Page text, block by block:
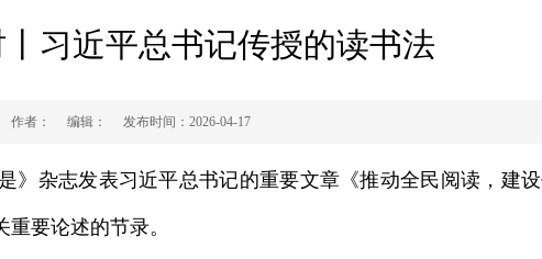
习近平总书记传授的读书法
作者： 编辑： 发布时间： 2026-04-17
杂志发表习近平总书记的重要文章《推动全民阅读，建
要论述的节录。